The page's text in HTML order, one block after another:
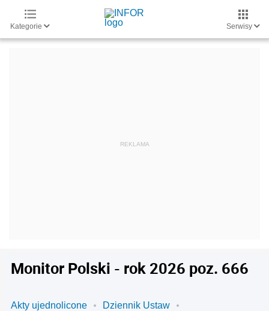
Kategorie Serwisy
Monitor Polski - rok 2026 poz. 666
Akty ujednolicone
Dziennik Ustaw